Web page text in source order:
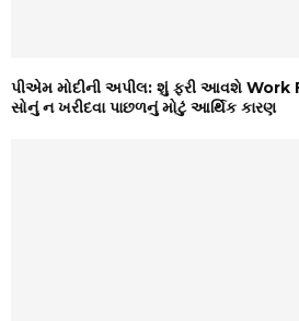
પીએમ મોદીની અપીલ: શું ફરી આવશે Work
સોનું ન ખરીદવા પાછળનું મોટું આર્થિક કારણ